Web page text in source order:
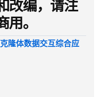
改编，请注
。
克隆体数据交互综合应